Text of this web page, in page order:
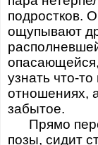
подростков.
ощупывают
узнать что-
отношениях,
забытое.
Прямо
позы, сидит